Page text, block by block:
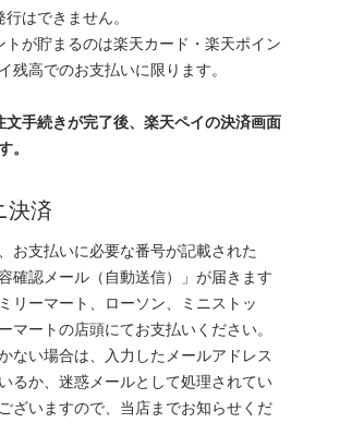
はできません。
トが貯まるのは楽天カード・楽天ポイン
残高でのお支払いに限ります。
文手続きが完了後、楽天ペイの決済画面
。
決済
お支払いに必要な番号が記載された
容確認メール（自動送信）」が届きます
リーマート、ローソン、ミニストッ
マートの店頭にてお支払いください。
ない場合は、入力したメールアドレス
るか、迷惑メールとして処理されてい
ざいますので、当店までお知らせくだ